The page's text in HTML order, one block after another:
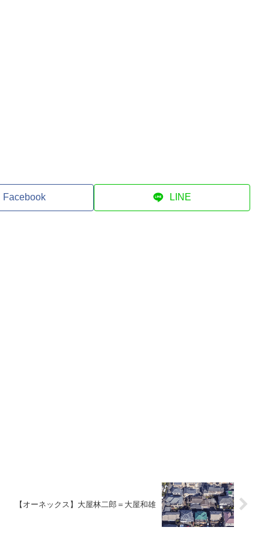
Facebook LINE
【オーネックス】大屋林二郎＝大屋和雄